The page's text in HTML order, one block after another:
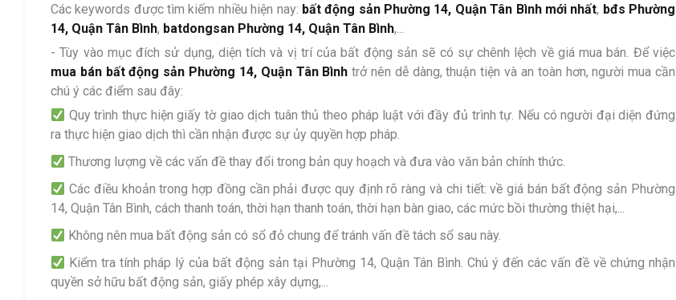
Các keywords được tìm kiếm nhiều hiện nay: bất động sản Phường 14, Quận Tân Bình mới nhất, bđs Phường
14, Quận Tân Bình, batdongsan Phường 14, Quận Tân Bình,...
- Tùy vào mục đích sử dụng, diện tích và vị trí của bất động sản sẽ có sự chênh lệch về giá mua bán. Để việc
mua bán bất động sản Phường 14, Quận Tân Bình trở nên dễ dàng, thuận tiện và an toàn hơn, người mua cần
chú ý các điểm sau đây:
Quy trình thực hiện giấy tờ giao dịch tuân thủ theo pháp luật với đầy đủ trình tự. Nếu có người đại diện đứng
ra thực hiện giao dịch thì cần nhận được sự ủy quyền hợp pháp.
Thương lượng về các vấn đề thay đổi trong bản quy hoạch và đưa vào văn bản chính thức.
Các điều khoản trong hợp đồng cần phải được quy định rõ ràng và chi tiết: về giá bán bất động sản Phường
14, Quận Tân Bình, cách thanh toán, thời hạn thanh toán, thời hạn bàn giao, các mức bồi thường thiệt hại,...
Không nên mua bất động sản có sổ đỏ chung để tránh vấn đề tách sổ sau này.
Kiểm tra tính pháp lý của bất động sản tại Phường 14, Quận Tân Bình. Chú ý đến các vấn đề về chứng nhận
quyền sở hữu bất động sản, giấy phép xây dựng,...